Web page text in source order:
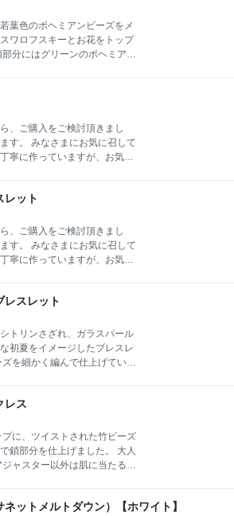
な仕上げとなっています。 ア
たる鎖部分もビーズで作って
ビーズをトップに鎖部分は銀
しずく型のチェコガラスのビ
見た目で涼しげです。 アクリ
㎜ 小 直径12㎜ チェーン部
んで細かな仕上げとなってい
は肌に当たる鎖部分もビーズ
葉色のボヘミアンビーズをメ
ワロフスキーとお花をトップ
分にはグリーンのボヘミアン
リーンが栄えるネックレスで
キーのサイズ2.5㎝×1.8㎝ チ
んで細かな仕上がりとなって
外は肌に当たる鎖部分もビー
がきれいな季節、若葉色のボ
ズとブラウンの竹ビーズを組
、紫がかったカットガラスビ
います。 鮮やかなグリーンが
トップのスワロフスキーのサ
、ご購入をご検討頂きまし
す。 みなさまにお気に召して
寧に作っていますが、お気に
れないようにご注意くださ
でも販売しているため、タッ
る場合ごさいます。その場合
すので、お時間をいただきま
。できるだけ早くご用意出き
レット
、ご購入をご検討頂きまし
す。 みなさまにお気に召して
寧に作っていますが、お気に
れないようにご注意くださ
でも販売しているため、タッ
る場合ごさいます。その場合
すので、お時間をいただきま
。できるだけ早くご用意出き
レスレット
トリンさざれ、ガラスパール
初夏をイメージしたブレスレ
を細かく編んで仕上げていま
リンさざれ、ガラスパールを
夏をイメージしたブレスレッ
細かく編んで仕上げていま
、ぜひどうぞ。 アジャスター
もビーズで作っています。
レス
に、ツイストされた竹ビーズ
鎖部分を仕上げました。 大人
ャスター以外は肌に当たる鎖
。 大人シックな一品です。 ア
ットメルトダウン）【ホワイト】